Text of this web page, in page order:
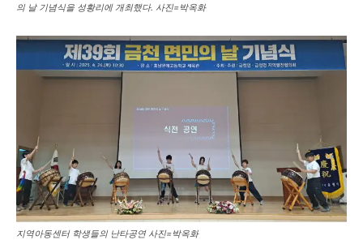
의 날 기념식을 성황리에 개최했다. 사진=박옥화
지역아동센터 학생들의 난타공연 사진=박옥화